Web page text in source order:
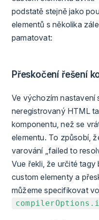
podstatě stejně jako
elementů s několika
pamatovat:
Přeskočení řešení
Ve výchozím nastavení
neregistrovaný HTML
komponentu, než se
elementu. To způsobí,
varování „failed to
Vue řekli, že určité
custom elementy a
můžeme specifikovat